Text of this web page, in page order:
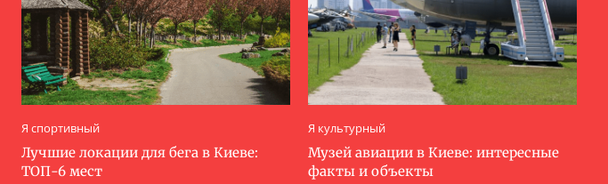
Я спортивный
Лучшие локации для бега в Киеве:
ТОП-6 мест
Я культурный
Музей авиации в Киеве: интересные
факты и объекты